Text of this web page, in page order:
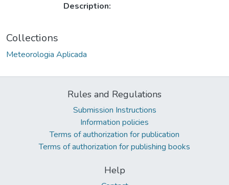
Description:
Collections
Meteorologia Aplicada
Rules and Regulations
Submission Instructions
Information policies
Terms of authorization for publication
Terms of authorization for publishing books
Help